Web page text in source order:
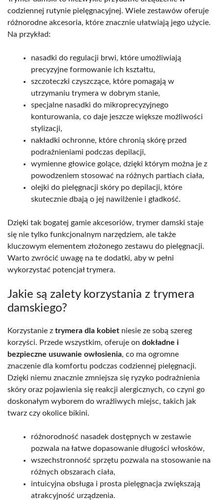
codziennej rutynie pielęgnacyjnej. Wiele zestawów oferuje
różnorodne akcesoria, które znacznie ułatwiają jego użycie.
Na przykład:
nasadki do regulacji brwi, które umożliwiają
precyzyjne formowanie ich kształtu,
szczoteczki czyszczące, które pomagają w
utrzymaniu trymera w dobrym stanie,
specjalne nasadki do mikroprecyzyjnego
konturowania, co daje jeszcze większe możliwości
stylizacji,
nakładki ochronne, które chronią skórę przed
podrażnieniami podczas depilacji,
wymienne głowice golące, dzięki którym można je z
powodzeniem stosować na różnych partiach ciała,
olejki do pielęgnacji skóry po depilacji, które
skutecznie dbają o jej nawilżenie i gładkość.
Dzięki tak bogatej gamie akcesoriów, trymer damski staje
się nie tylko funkcjonalnym narzędziem, ale także
kluczowym elementem złożonego zestawu do pielęgnacji.
Warto zwrócić uwagę na te dodatki, aby w pełni
wykorzystać potencjał trymera.
Jakie są zalety korzystania z trymera
damskiego?
Korzystanie z trymera dla kobiet niesie ze sobą szereg
korzyści. Przede wszystkim, oferuje on dokładne i
bezpieczne usuwanie owłosienia, co ma ogromne
znaczenie dla komfortu podczas codziennej pielęgnacji.
Dzięki niemu znacznie zmniejsza się ryzyko podrażnienia
skóry oraz pojawienia się reakcji alergicznych, co czyni go
doskonałym wyborem do wrażliwych miejsc, takich jak
twarz czy okolice bikini.
różnorodność nasadek dostępnych w zestawie
pozwala na łatwe dopasowanie długości włosków,
wszechstronność sprzętu pozwala na stosowanie na
różnych obszarach ciała,
intuicyjna obsługa i prosta pielęgnacja zwiększają
atrakcyjność urządzenia.